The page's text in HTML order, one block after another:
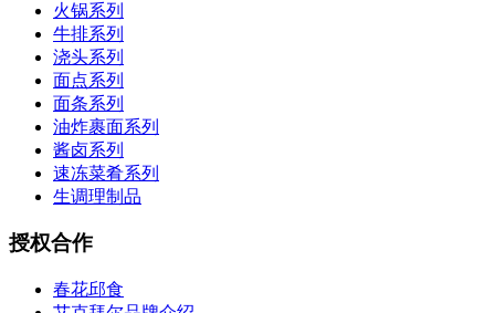
火锅系列
牛排系列
浇头系列
面点系列
面条系列
油炸裹面系列
酱卤系列
速冻菜肴系列
生调理制品
授权合作
春花邱食